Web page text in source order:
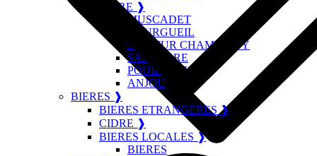
LOIRE ❱
MUSCADET
BOURGUEIL
SAUMUR CHAMPIGNY
SANCERRE
POUILLY FUME
ANJOU
BIERES ❱
BIERES ETRANGERES ❱
CIDRE ❱
BIERES LOCALES ❱
BIERES